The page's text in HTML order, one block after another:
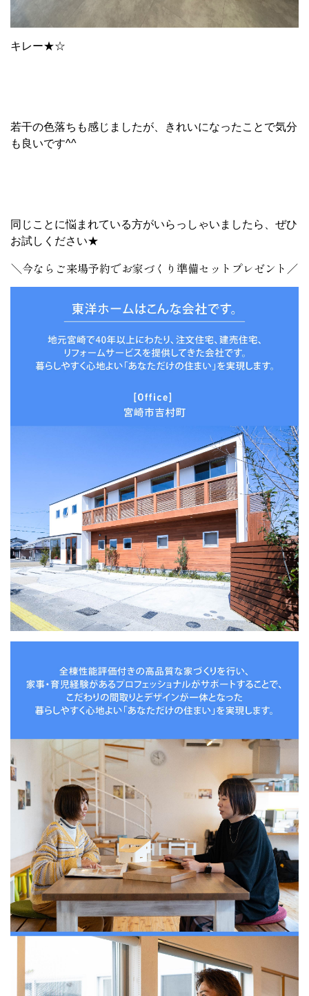
キレー★☆
若干の色落ちも感じましたが、きれいになったことで気分
も良いです^^
同じことに悩まれている方がいらっしゃいましたら、ぜひ
お試しください★
＼今ならご来場予約でお家づくり準備セットプレゼント／